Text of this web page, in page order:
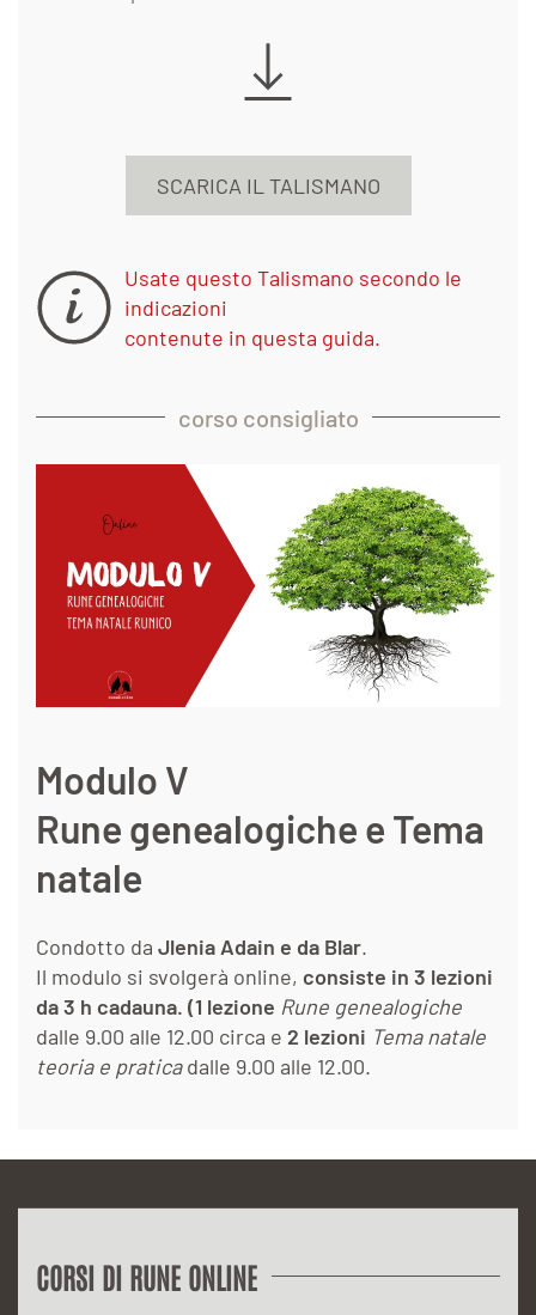
SCARICA IL TALISMANO
Usate questo Talismano secondo le
indicazioni
contenute in questa guida.
corso consigliato
Modulo V
Rune genealogiche e Tema
natale
Condotto da Jlenia Adain e da Blar.
Il modulo si svolgerà online, consiste in 3 lezioni
da 3 h cadauna. (1 lezione Rune genealogiche
dalle 9.00 alle 12.00 circa e 2 lezioni Tema natale
teoria e praticadalle 9.00 alle 12.00.
CORSI DI RUNE ONLINE